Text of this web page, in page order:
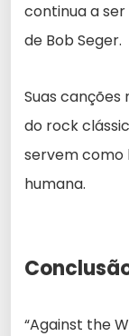
continua a
de Bob Seger.
Suas
do rock
servem como
humana.
“Against the